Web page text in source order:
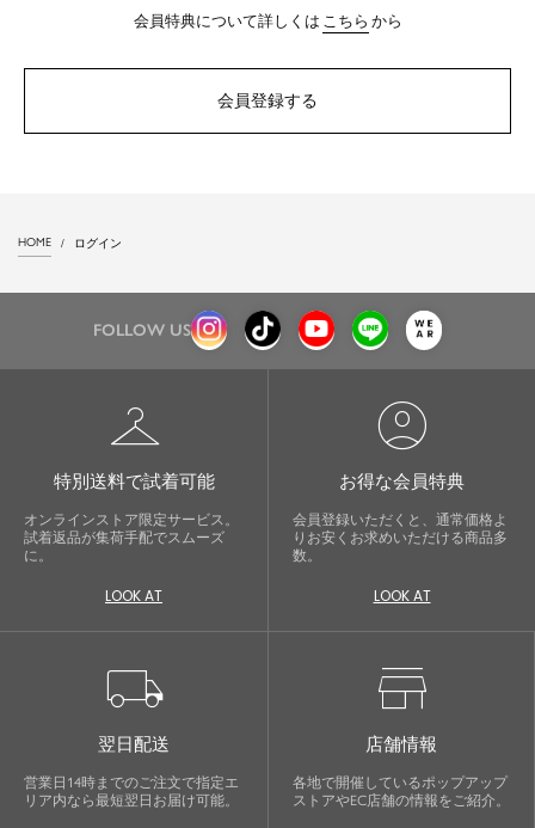
会員特典について詳しくは こちら から
会員登録する
HOME ログイン
FOLLOW US
checkroom
特別送料で試着可能
オンラインストア限定サービス。
試着返品が集荷手配でスムーズ
に。
LOOK AT
account_circle
お得な会員特典
会員登録いただくと、通常価格よ
りお安くお求めいただける商品多
数。
LOOK AT
local_shipping
翌日配送
営業日14時までのご注文で指定エ
リア内なら最短翌日お届け可能。
store
店舗情報
各地で開催しているポップアップ
ストアやEC店舗の情報をご紹介。